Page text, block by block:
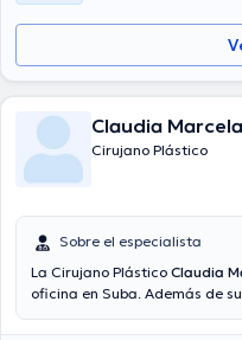
Claudia
Cirujano Plástico
Sobre el especialista
La Cirujano Plástico Claudia
oficina en Suba. Además de
La Dra. tiene numerosos